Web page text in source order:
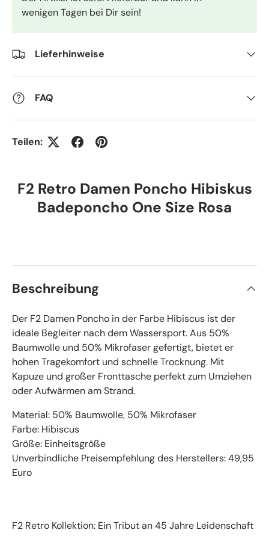
wenigen Tagen bei Dir sein!
Lieferhinweise
FAQ
Teilen:
F2 Retro Damen Poncho Hibiskus
Badeponcho One Size Rosa
Beschreibung
Der F2 Damen Poncho in der Farbe Hibiscus ist der
ideale Begleiter nach dem Wassersport. Aus 50%
Baumwolle und 50% Mikrofaser gefertigt, bietet er
hohen Tragekomfort und schnelle Trocknung. Mit
Kapuze und großer Fronttasche perfekt zum Umziehen
oder Aufwärmen am Strand.
Material: 50% Baumwolle, 50% Mikrofaser
Farbe: Hibiscus
Größe: Einheitsgröße
Unverbindliche Preisempfehlung des Herstellers: 49,95
Euro
F2 Retro Kollektion: Ein Tribut an 45 Jahre Leidenschaft